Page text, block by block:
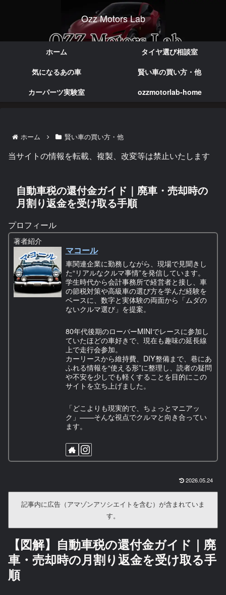
実体験で語る本音のカー情報
Ozz Motors Lab
ホーム
タイヤ選び相談室
気になるあの車
賢い車の買い方・他
カーパーツ実験室
ozzmotorlab-home
ホーム 賢い車の買い方・他
当サイトの情報を転載、複製、改変等は禁止いたします
自動車税の還付金ガイド｜廃車・売却時の
月割り返金を受け取る手順
プロフィール
著者紹介
マコール
車関連企業に勤務しながら、現場で見聞きし
た“リアルなクルマ事情”を発信しています。
学生時代から会計事務所で経営者と接し、車
の節税対策や高級車の選び方を学んだ経験を
ベースに、数字と実体験の両面から「ムダの
ないクルマ選び」を提案。
80年代後期のローバーMINIでレースに参加し
ていたほどの車好きで、現在も趣味の延長線
上で走行会参加。
カーリースから維持費、DIY整備まで、巷にあ
ふれる情報を“使える形”に整理し、読者の疑問
や不安を少しでも軽くすることを目的にこの
サイトを立ち上げました。
「どこよりも現実的で、ちょっとマニアッ
ク」——そんな視点でクルマと向き合ってい
ます。
2026.05.24
記事内に広告（アマゾンアソシエイトを含む）が含まれていま
す。
【図解】自動車税の還付金ガイド｜廃
車・売却時の月割り返金を受け取る手
順